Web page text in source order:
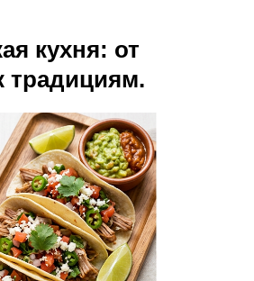
кухня: от
традициям.